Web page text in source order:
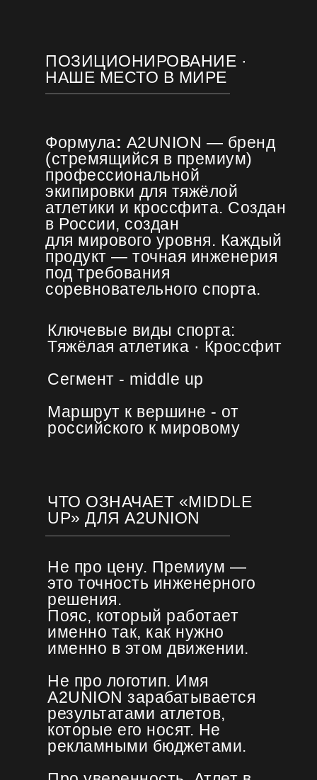
ПОЗИЦИОНИРОВАНИЕ ·
НАШЕ МЕСТО В МИРЕ
Формула: A2UNION — бренд
(стремящийся в премиум)
профессиональной
экипировки для тяжёлой
атлетики и кроссфита. Создан
в России, создан
для мирового уровня. Каждый
продукт — точная инженерия
под требования
соревновательного спорта.
ЧТО ОЗНАЧАЕТ «MIDDLE
UP» ДЛЯ A2UNION
Не про цену. Премиум —
это точность инженерного
решения.
Пояс, который работает
именно так, как нужно
именно в этом движении.
Не про логотип. Имя
A2UNION зарабатывается
результатами атлетов,
которые его носят. Не
рекламными бюджетами.
Ключевые виды спорта:
Тяжёлая атлетика · Кроссфит
Сегмент - middle up
Маршрут к вершине - от
российского к мировому